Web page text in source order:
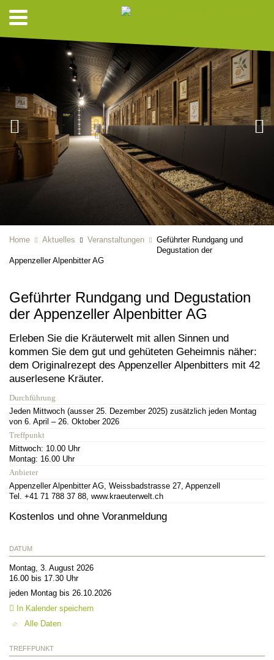
Home Aktuelles Veranstaltungen
Geführter Rundgang und
Degustation der
Appenzeller Alpenbitter AG
Geführter Rundgang und Degustation
der Appenzeller Alpenbitter AG
Erleben Sie die Kräuterwelt mit allen Sinnen und
kommen Sie dem gut und gehüteten Geheimnis näher:
dem Originalrezept des Appenzeller Alpenbitters mit 42
auserlesene Kräuter.
Durchführung
Jeden Mittwoch (ausser 25. Dezember 2025) zusätzlich jeden Montag
von 6. April – 26. Oktober 2026
Treffpunkt
Mittwoch: 10.00 Uhr
Montag: 16.00 Uhr
Anbieter
Appenzeller Alpenbitter AG, Weissbadstrasse 27, Appenzell
Tel. +41 71 788 37 88, www.kraeuterwelt.ch
Kostenlos und ohne Voranmeldung
DATUM
Montag, 3. August 2026
16.00 bis 17.30 Uhr
jeden Montag bis 26.10.2026
In Kalender speichern
Alle Daten
TREFFPUNKT